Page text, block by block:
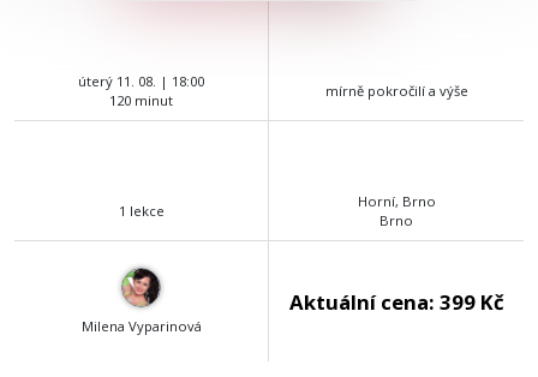
úterý 11. 08. | 18:00
120 minut
mírně pokročilí a výše
1 lekce
Horní, Brno
Brno
Milena Vyparinová
Aktuální cena: 399 Kč